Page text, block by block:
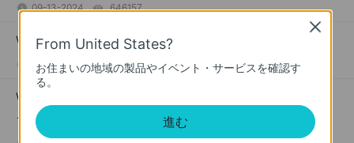
09-13-2024 646157views
WireGuard VPNの設定方法（ルーター）
08-23-2024 521019views
Wi-Fi 7ルーターに関するよくある質問（Deco・Archer
シリーズ）
From United States?
お住まいの地域の製品やイベント・サービスを確認す
る。
進む
Close